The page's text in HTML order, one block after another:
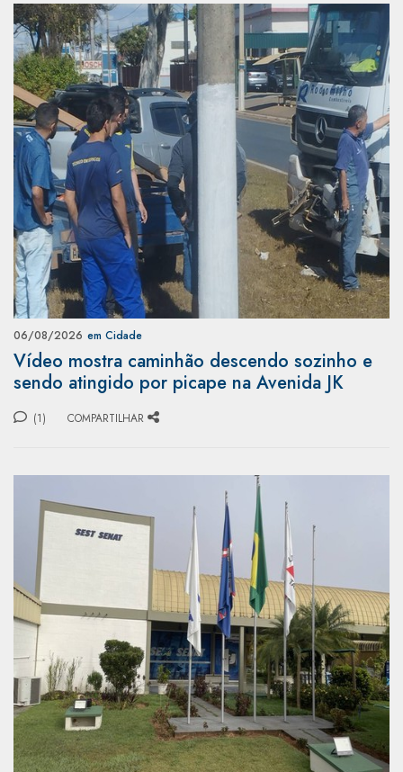
06/08/2026 em Cidade
Vídeo mostra caminhão descendo sozinho e
sendo atingido por picape na Avenida JK
(1) COMPARTILHAR